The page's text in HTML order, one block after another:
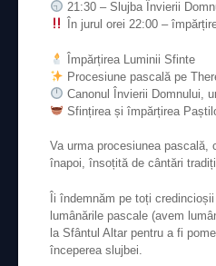
21:30 – Slujba Învierii
În jurul orei 22:00 –
Împărțirea Luminii Sfinte
Procesiune pascală pe
Canonul Învierii Domnului,
Sfințirea și împărțirea
Va urma procesiunea pascală,
înapoi, însoțită de cântări
Îi îndemnăm pe toți
lumânările pascale (avem
la Sfântul Altar pentru a fi
începerea slujbei.